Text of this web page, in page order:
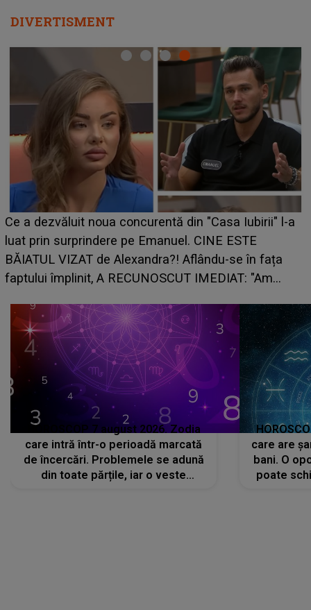
DIVERTISMENT
HOROSCOP de weekend, 8-9 august 2026. Zodia
care riscă să rămână fără bani. O decizie luată în
grabă îi aduce pierderi semnificative și îi dă toate
planurile peste cap
HOROSCOP 7 august 2026. Zodia
care intră într-o perioadă marcată
de încercări. Problemele se adună
din toate părțile, iar o veste
care are
bani. O
poate